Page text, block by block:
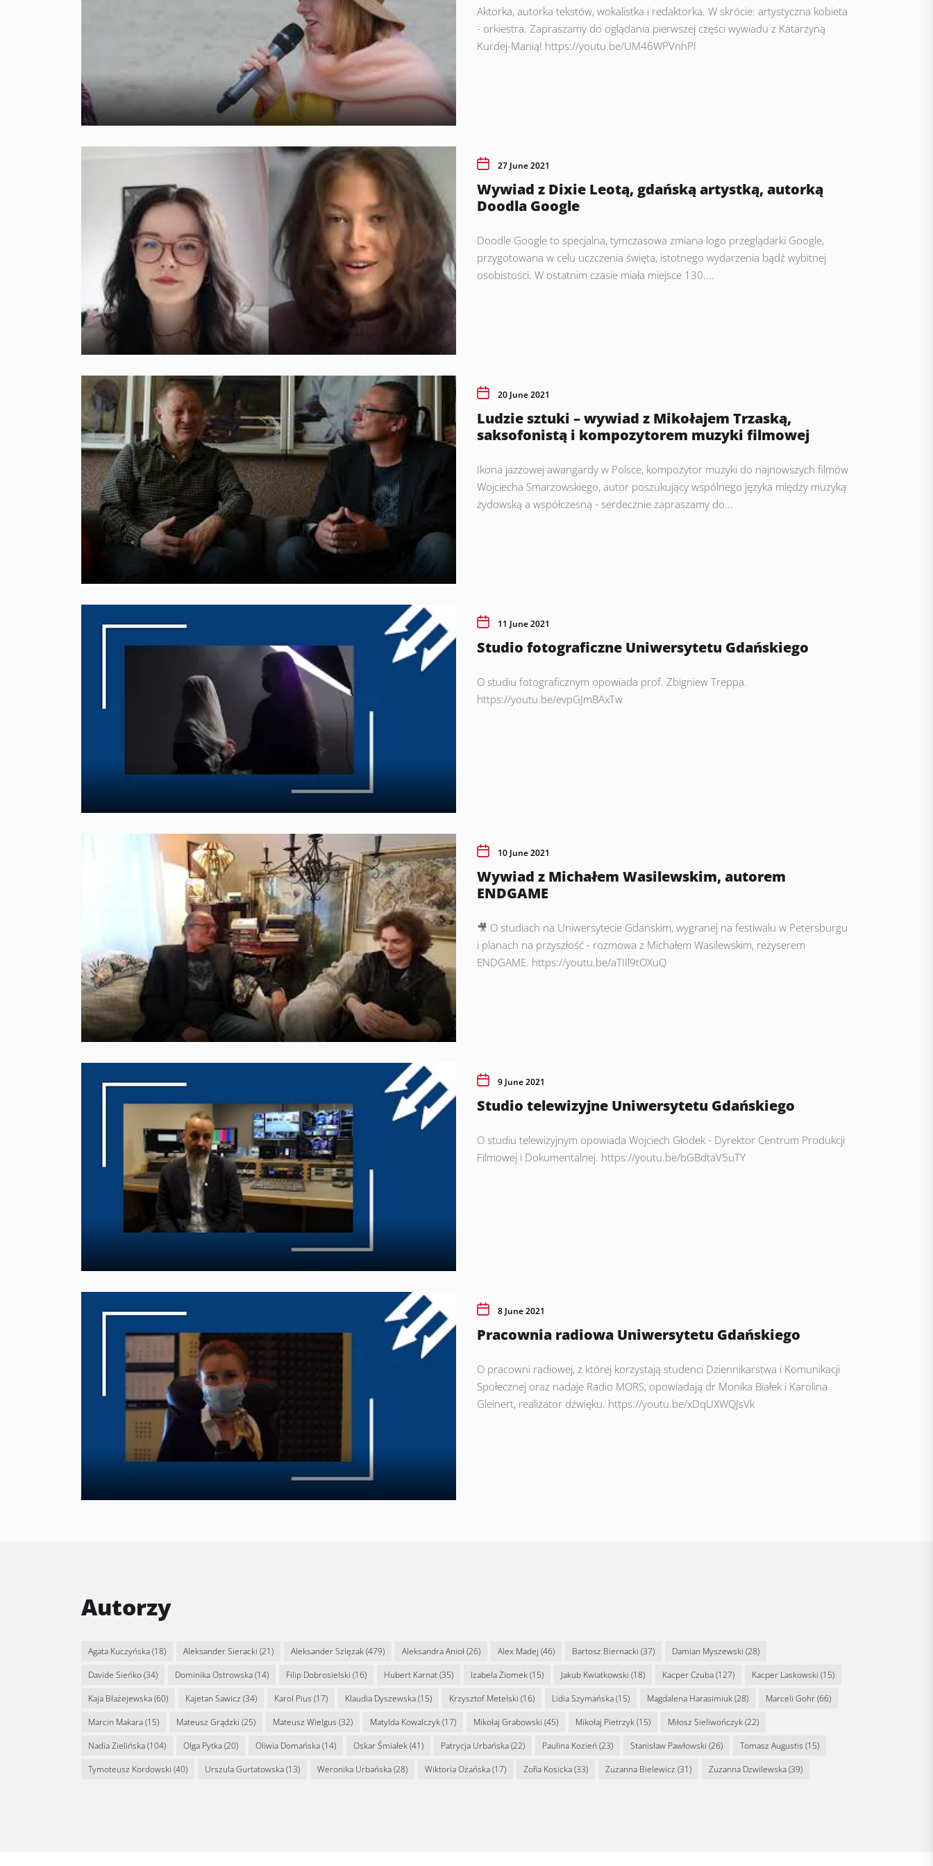
Aktorka, autorka tekstów, wokalistka i redaktorka. W skrócie: artystyczna kobieta
- orkiestra. Zapraszamy do oglądania pierwszej części wywiadu z Katarzyną
Kurdej-Manią! https://youtu.be/UM46WPVnhPI
27 June 2021
Wywiad z Dixie Leotą, gdańską artystką, autorką
Doodla Google
Doodle Google to specjalna, tymczasowa zmiana logo przeglądarki Google,
przygotowana w celu uczczenia święta, istotnego wydarzenia bądź wybitnej
osobistości. W ostatnim czasie miała miejsce 130....
20 June 2021
Ludzie sztuki – wywiad z Mikołajem Trzaską,
saksofonistą i kompozytorem muzyki filmowej
Ikona jazzowej awangardy w Polsce, kompozytor muzyki do najnowszych filmów
Wojciecha Smarzowskiego, autor poszukujący wspólnego języka między muzyką
żydowską a współczesną - serdecznie zapraszamy do...
11 June 2021
Studio fotograficzne Uniwersytetu Gdańskiego
O studiu fotograficznym opowiada prof. Zbigniew Treppa.
https://youtu.be/evpGJmBAxTw
10 June 2021
Wywiad z Michałem Wasilewskim, autorem
ENDGAME
🎥 O studiach na Uniwersytecie Gdańskim, wygranej na festiwalu w Petersburgu
i planach na przyszłość - rozmowa z Michałem Wasilewskim, reżyserem
ENDGAME. https://youtu.be/aTIIl9tOXuQ
9 June 2021
Studio telewizyjne Uniwersytetu Gdańskiego
O studiu telewizyjnym opowiada Wojciech Głodek - Dyrektor Centrum Produkcji
Filmowej i Dokumentalnej. https://youtu.be/bGBdtaV5uTY
8 June 2021
Pracownia radiowa Uniwersytetu Gdańskiego
O pracowni radiowej, z której korzystają studenci Dziennikarstwa i Komunikacji
Społecznej oraz nadaje Radio MORS, opowiadają dr Monika Białek i Karolina
Gleinert, realizator dźwięku. https://youtu.be/xDqUXWQJsVk
Autorzy
Agata Kuczyńska(18) Aleksander Sieracki (21) Aleksander Szlęzak(479) Aleksandra Anioł(26) Alex Madej (46) Bartosz Biernacki (37) Damian Myszewski (28)
Davide Sieńko(34) Dominika Ostrowska(14) Filip Dobrosielski (16) Hubert Karnat(35) Izabela Ziomek(15) Jakub Kwiatkowski (18) Kacper Czuba(127) Kacper Laskowski (15)
Kaja Błażejewska(60) Kajetan Sawicz (34) Karol Pius (17) Klaudia Dyszewska(15) Krzysztof Metelski (16) Lidia Szymańska(15) Magdalena Harasimiuk(28) Marceli Gohr(66)
Marcin Makara(15) Mateusz Grądzki (25) Mateusz Wielgus (32) Matylda Kowalczyk(17) Mikołaj Grabowski (45) Mikołaj Pietrzyk(15) Miłosz Sieliwończyk(22)
Nadia Zielińska(104) Olga Pytka(20) Oliwia Domańska(14) Oskar Śmiałek(41) Patrycja Urbańska(22) Paulina Kozień (23) Stanisław Pawłowski (26) Tomasz Augustis (15)
Tymoteusz Kordowski (40) Urszula Gurtatowska(13) Weronika Urbańska(28) Wiktoria Ożańska(17) Zofia Kosicka(33) Zuzanna Bielewicz (31) Zuzanna Dzwilewska(39)